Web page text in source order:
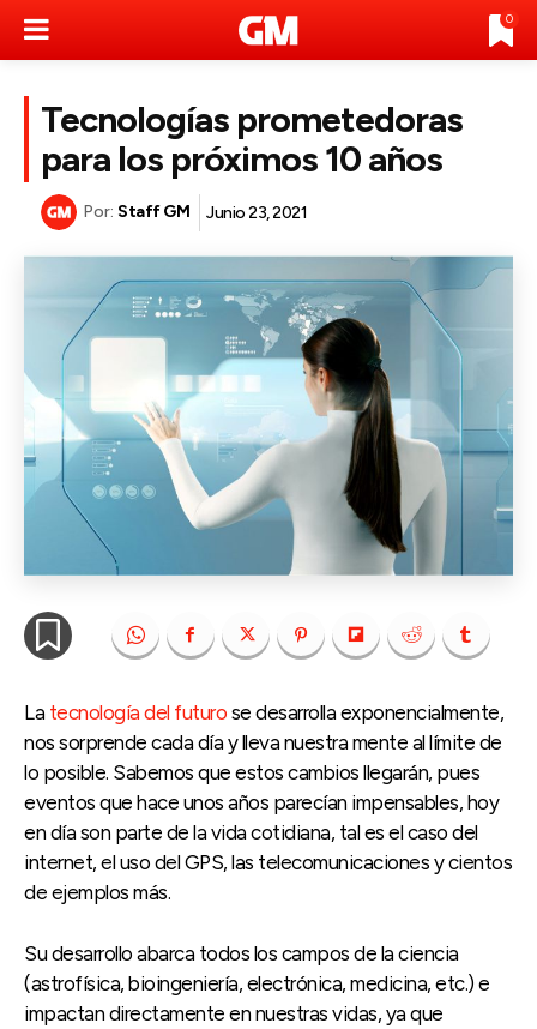
0
Tecnologías prometedoras
para los próximos 10 años
Por: Staff GM Junio 23, 2021
La tecnología del futuro se desarrolla exponencialmente,
nos sorprende cada día y lleva nuestra mente al límite de
lo posible. Sabemos que estos cambios llegarán, pues
eventos que hace unos años parecían impensables, hoy
en día son parte de la vida cotidiana, tal es el caso del
internet, el uso del GPS, las telecomunicaciones y cientos
de ejemplos más.
Su desarrollo abarca todos los campos de la ciencia
(astrofísica, bioingeniería, electrónica, medicina, etc.) e
impactan directamente en nuestras vidas, ya que